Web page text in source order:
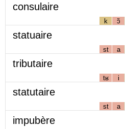
consulaire
k ɔ̃
statuaire
st a
tributaire
tʁ i
statutaire
st a
impubère